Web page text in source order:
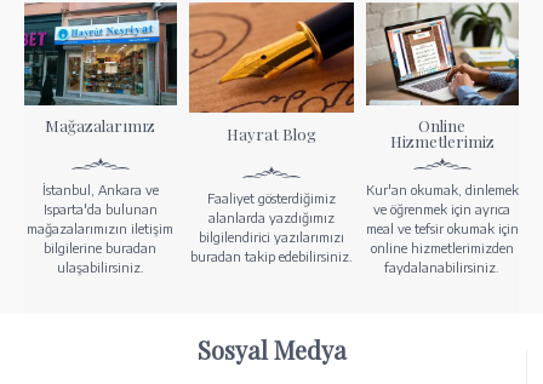
Mağazalarımız
İstanbul, Ankara ve
Isparta'da bulunan
mağazalarımızın iletişim
bilgilerine buradan
ulaşabilirsiniz.
Hayrat Blog
Faaliyet gösterdiğimiz
alanlarda yazdığımız
bilgilendirici yazılarımızı
buradan takip edebilirsiniz.
Online
Hizmetlerimiz
Kur'an okumak, dinlemek
ve öğrenmek için ayrıca
meal ve tefsir okumak için
online hizmetlerimizden
faydalanabilirsiniz.
Sosyal Medya